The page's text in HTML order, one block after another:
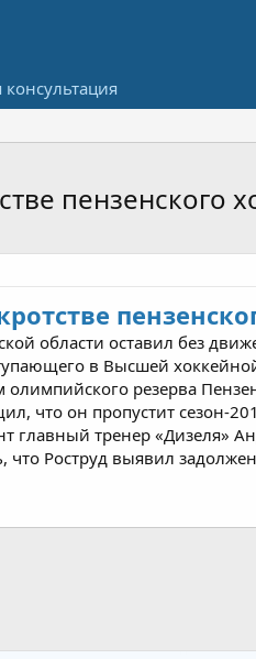
пензенского
области оставил без
в Высшей
резерва
что он пропустит сезон-
главный тренер «Дизеля»
Роструд выявил